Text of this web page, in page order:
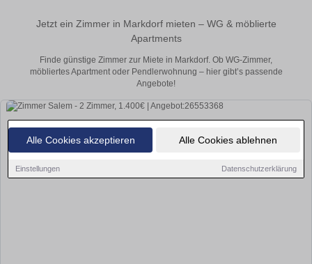
Alle Cookies akzeptieren Alle Cookies ablehnen
Einstellungen Datenschutzerklärung
Jetzt ein Zimmer in Markdorf mieten – WG & möblierte
Apartments
Finde günstige Zimmer zur Miete in Markdorf. Ob WG-Zimmer,
möbliertes Apartment oder Pendlerwohnung – hier gibt’s passende
Angebote!